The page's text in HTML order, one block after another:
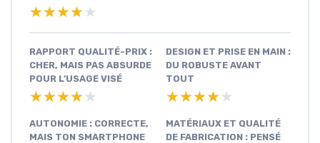
★★★★★
★★★★★
RAPPORT QUALITÉ-PRIX :
CHER, MAIS PAS ABSURDE
POUR L’USAGE VISÉ
★★★★★
★★★★★
DESIGN ET PRISE EN MAIN :
DU ROBUSTE AVANT
TOUT
★★★★★
★★★★★
AUTONOMIE : CORRECTE,
MAIS TON SMARTPHONE
MATÉRIAUX ET QUALITÉ
DE FABRICATION : PENSÉ